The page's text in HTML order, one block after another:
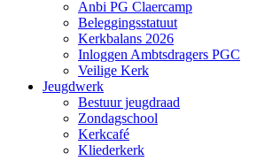
Anbi PG Claercamp
Beleggingsstatuut
Kerkbalans 2026
Inloggen Ambtsdragers PGC
Veilige Kerk
Jeugdwerk
Bestuur jeugdraad
Zondagschool
Kerkcafé
Kliederkerk